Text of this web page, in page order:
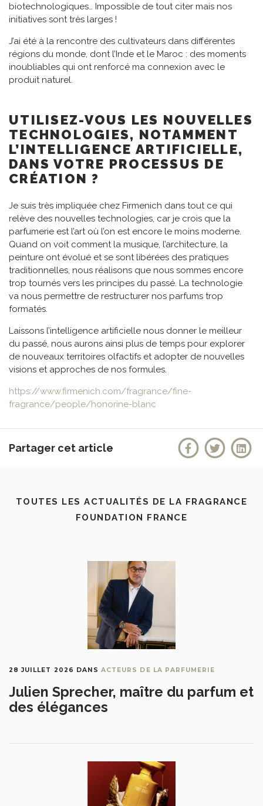
biotechnologiques… Impossible de tout citer mais nos
initiatives sont très larges !
J’ai été à la rencontre des cultivateurs dans différentes
régions du monde, dont l’Inde et le Maroc : des moments
inoubliables qui ont renforcé ma connexion avec le
produit naturel.
UTILISEZ-VOUS LES NOUVELLES
TECHNOLOGIES, NOTAMMENT
L’INTELLIGENCE ARTIFICIELLE,
DANS VOTRE PROCESSUS DE
CRÉATION ?
Je suis très impliquée chez Firmenich dans tout ce qui
relève des nouvelles technologies, car je crois que la
parfumerie est l’art où l’on est encore le moins moderne.
Quand on voit comment la musique, l’architecture, la
peinture ont évolué et se sont libérées des pratiques
traditionnelles, nous réalisons que nous sommes encore
trop tournés vers les principes du passé. La technologie
va nous permettre de restructurer nos parfums trop
formatés.
Laissons l’intelligence artificielle nous donner le meilleur
du passé, nous aurons ainsi plus de temps pour explorer
de nouveaux territoires olfactifs et adopter de nouvelles
visions et approches de nos formules.
https://www.firmenich.com/fragrance/fine-
fragrance/people/honorine-blanc
Partager cet article
TOUTES LES ACTUALITÉS DE LA FRAGRANCE
FOUNDATION FRANCE
28 JUILLET 2026 DANSACTEURS DE LA PARFUMERIE
Julien Sprecher, maître du parfum et
des élégances